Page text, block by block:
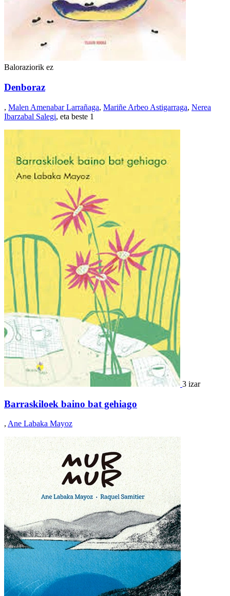
Baloraziorik ez
Denboraz
, Malen Amenabar Larrañaga, Mariñe Arbeo Astigarraga, Nerea
Ibarzabal Salegi, eta beste 1
3 izar
Barraskiloek baino bat gehiago
, Ane Labaka Mayoz